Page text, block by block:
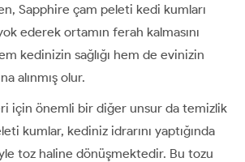
Sapphire çam peleti kedi kumları
ederek ortamın ferah kalmasını
kedinizin sağlığı hem de evinizin
alınmış olur.
için önemli bir diğer unsur da temizlik
kumlar, kediniz idrarını yaptığında
toz haline dönüşmektedir. Bu tozu